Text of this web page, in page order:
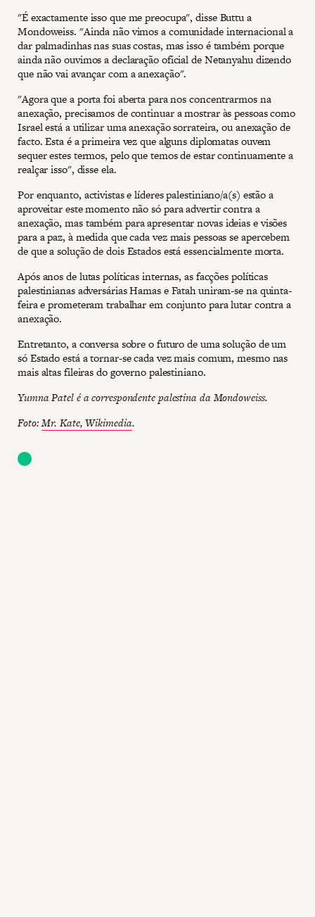
"É exactamente isso que me preocupa", disse Buttu a
Mondoweiss. "Ainda não vimos a comunidade internacional a
dar palmadinhas nas suas costas, mas isso é também porque
ainda não ouvimos a declaração oficial de Netanyahu dizendo
que não vai avançar com a anexação".
"Agora que a porta foi aberta para nos concentrarmos na
anexação, precisamos de continuar a mostrar às pessoas como
Israel está a utilizar uma anexação sorrateira, ou anexação de
facto. Esta é a primeira vez que alguns diplomatas ouvem
sequer estes termos, pelo que temos de estar continuamente a
realçar isso", disse ela.
Por enquanto, activistas e líderes palestiniano/a(s) estão a
aproveitar este momento não só para advertir contra a
anexação, mas também para apresentar novas ideias e visões
para a paz, à medida que cada vez mais pessoas se apercebem
de que a solução de dois Estados está essencialmente morta.
Após anos de lutas políticas internas, as facções políticas
palestinianas adversárias Hamas e Fatah uniram-se na quinta-
feira e prometeram trabalhar em conjunto para lutar contra a
anexação.
Entretanto, a conversa sobre o futuro de uma solução de um
só Estado está a tornar-se cada vez mais comum, mesmo nas
mais altas fileiras do governo palestiniano.
Yumna Patel é a correspondente palestina da Mondoweiss.
Foto:Mr. Kate, Wikimedia.